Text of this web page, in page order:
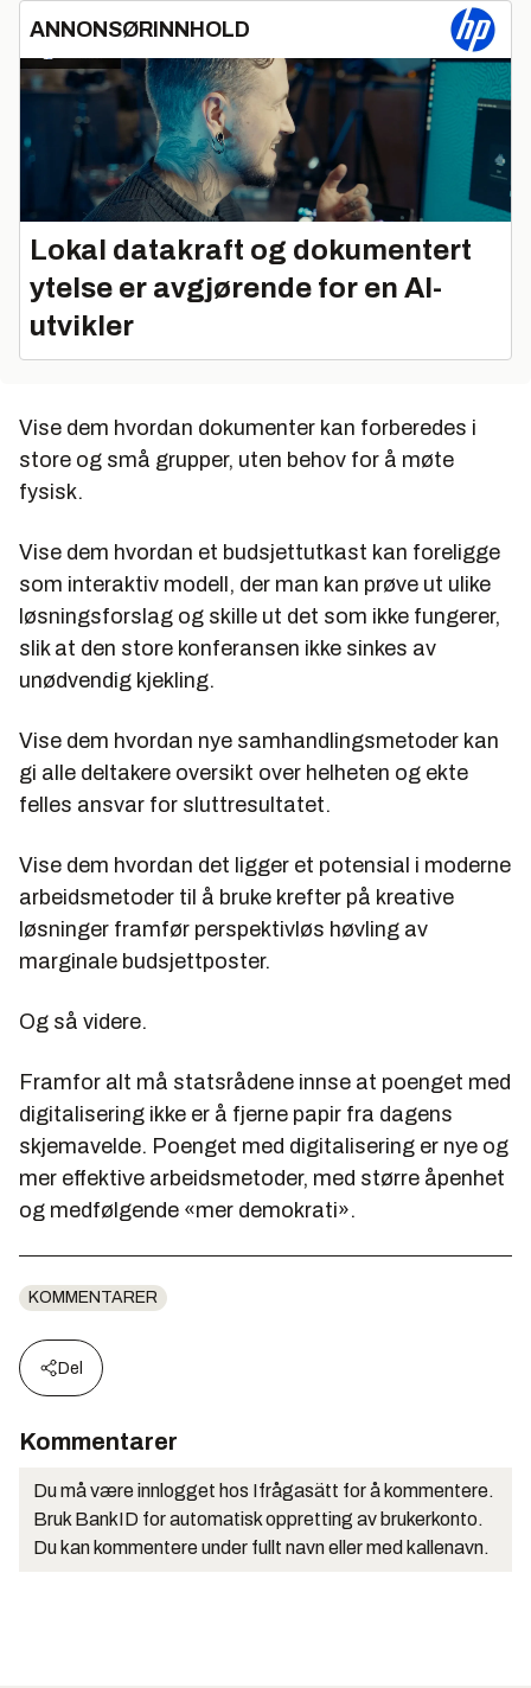
ANNONSØRINNHOLD
Lokal datakraft og dokumentert
ytelse er avgjørende for en AI-
utvikler
Vise dem hvordan dokumenter kan forberedes i
store og små grupper, uten behov for å møte
fysisk.
Vise dem hvordan et budsjettutkast kan foreligge
som interaktiv modell, der man kan prøve ut ulike
løsningsforslag og skille ut det som ikke fungerer,
slik at den store konferansen ikke sinkes av
unødvendig kjekling.
Vise dem hvordan nye samhandlingsmetoder kan
gi alle deltakere oversikt over helheten og ekte
felles ansvar for sluttresultatet.
Vise dem hvordan det ligger et potensial i moderne
arbeidsmetoder til å bruke krefter på kreative
løsninger framfør perspektivløs høvling av
marginale budsjettposter.
Og så videre.
Framfor alt må statsrådene innse at poenget med
digitalisering ikke er å fjerne papir fra dagens
skjemavelde. Poenget med digitalisering er nye og
mer effektive arbeidsmetoder, med større åpenhet
og medfølgende «mer demokrati».
KOMMENTARER
Del
Kommentarer
Du må være innlogget hos Ifrågasätt for å kommentere.
Bruk BankID for automatisk oppretting av brukerkonto.
Du kan kommentere under fullt navn eller med kallenavn.